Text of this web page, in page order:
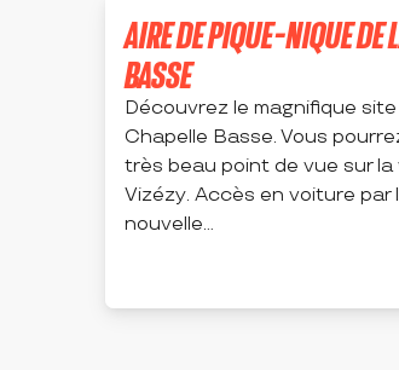
AIRE DE PIQUE-NIQUE DE
BASSE
Découvrez le magnifique
Chapelle Basse. Vous
très beau point de vue sur la
Vizézy. Accès en voiture par
nouvelle...